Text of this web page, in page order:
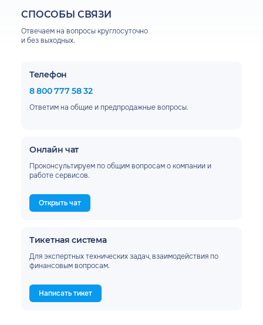
СПОСОБЫ СВЯЗИ
Отвечаем на вопросыкруглосуточно
и без выходных.
Телефон
8 800 777 58 32
Ответим на общие и предпродажные вопросы.
Онлайн чат
Проконсультируем по общим вопросам о компании и
работе сервисов.
Открыть чат
Тикетная система
Для экспертных технических задач, взаимодействия по
финансовым вопросам.
Написать тикет